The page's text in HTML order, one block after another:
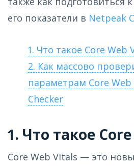
его показатели в Netpeak
1. Что такое Core Web
2. Как массово
параметрам Core
Checker
1. Что такое
Core Web Vitals — это